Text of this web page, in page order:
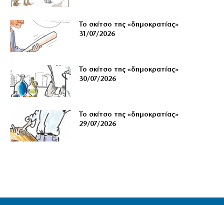
Το σκίτσο της «δημοκρατίας»
31/07/2026
Το σκίτσο της «δημοκρατίας»
30/07/2026
Το σκίτσο της «δημοκρατίας»
29/07/2026